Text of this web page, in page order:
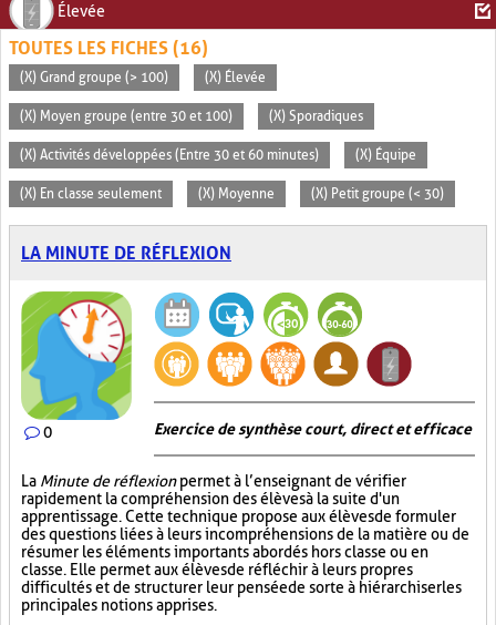
Élevée
TOUTES LES FICHES (16)
(X) Grand groupe (> 100) (X) Élevée
(X) Moyen groupe (entre 30 et 100) (X) Sporadiques
(X) Activités développées (Entre 30 et 60 minutes) (X) Équipe
(X) En classe seulement (X) Moyenne (X) Petit groupe (< 30)
LA MINUTE DE RÉFLEXION
0 Exercice de synthèse court, direct et efficace
La Minute de réflexionpermet à l’enseignant de vérifier
rapidement la compréhension des élèves à la suite d'un
apprentissage. Cette technique propose aux élèves de formuler
des questions liées à leurs incompréhensions de la matière ou de
résumer les éléments importants abordés hors classe ou en
classe. Elle permet aux élèves de réfléchir à leurs propres
difficultés et de structurer leur pensée de sorte à hiérarchiser les
principales notions apprises.